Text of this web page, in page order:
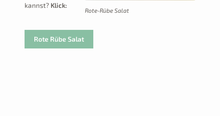
Rote-Rübe Salat
kannst? Klick:
Rote Rübe Salat